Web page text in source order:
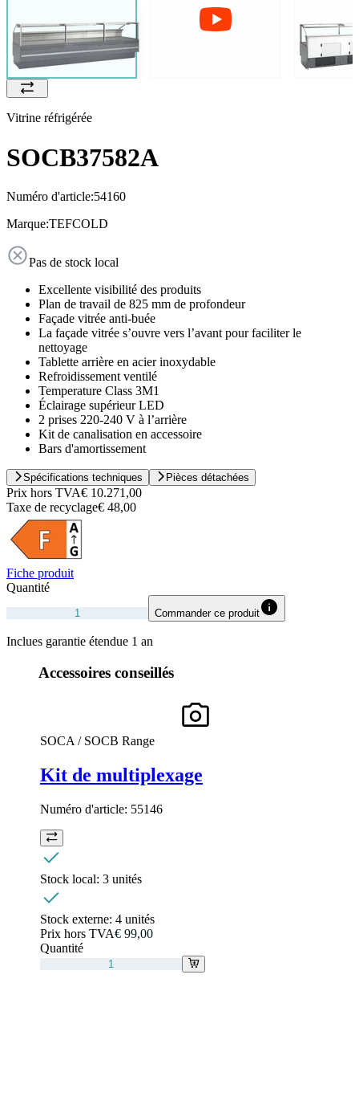
Vitrine réfrigérée
SOCB37582A
Numéro d'article:54160
Marque:TEFCOLD
Pas de stock local
Excellente visibilité des produits
Plan de travail de 825 mm de profondeur
Façade vitrée anti-buée
La façade vitrée s’ouvre vers l’avant pour faciliter le
nettoyage
Tablette arrière en acier inoxydable
Refroidissement ventilé
Temperature Class 3M1
Éclairage supérieur LED
2 prises 220-240 V à l’arrière
Kit de canalisation en accessoire
Bars d'amortissement
Spécifications techniques Pièces détachées
Prix hors TVA€ 10.271,00
Taxe de recyclage€ 48,00
Fiche produit
Quantité
Commander ce produit
Inclues garantie étendue 1 an
Accessoires conseillés
SOCA / SOCB Range
Kit de multiplexage
Numéro d'article: 55146
Stock local: 3 unités
Stock externe: 4 unités
Prix hors TVA€ 99,00
Quantité